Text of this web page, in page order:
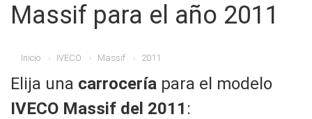
Massif para el año 2011
Inicio IVECO Massif 2011
Elija una carrocería para el modelo
IVECO Massif del 2011 :